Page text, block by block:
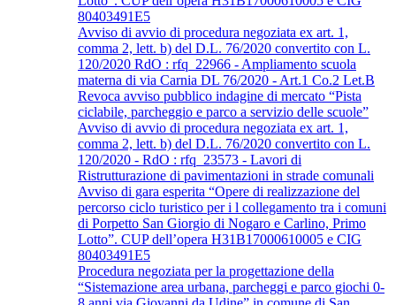
80403491E5
Avviso di avvio di procedura negoziata ex art. 1,
comma 2, lett. b) del D.L. 76/2020 convertito con L.
120/2020 RdO : rfq_22966 - Ampliamento scuola
materna di via Carnia DL 76/2020 - Art.1 Co.2 Let.B
Revoca avviso pubblico indagine di mercato “Pista
ciclabile, parcheggio e parco a servizio delle scuole”
Avviso di avvio di procedura negoziata ex art. 1,
comma 2, lett. b) del D.L. 76/2020 convertito con L.
120/2020 - RdO : rfq_23573 - Lavori di
Ristrutturazione di pavimentazioni in strade comunali
Avviso di gara esperita “Opere di realizzazione del
percorso ciclo turistico per i l collegamento tra i comuni
di Porpetto San Giorgio di Nogaro e Carlino, Primo
Lotto”. CUP dell’opera H31B17000610005 e CIG
80403491E5
Procedura negoziata per la progettazione della
“Sistemazione area urbana, parcheggi e parco giochi 0-